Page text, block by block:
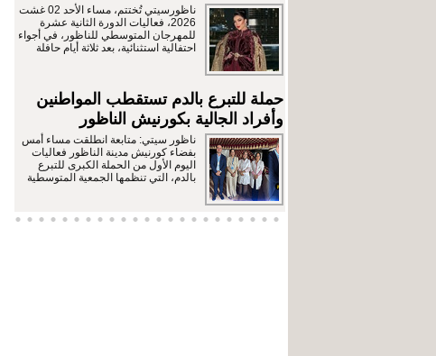
ناظورسيتي تُختتم، مساء الأحد 02 غشت
2026، فعاليات الدورة الثانية عشرة
للمهرجان المتوسطي للناظور، في أجواء
احتفالية استثنائية، بعد ثلاثة أيام حافلة
حملة للتبرع بالدم تستقطب المواطنين
وأفراد الجالية بكورنيش الناظور
ناظور سيتي: متابعة انطلقت مساء أمس
بفضاء كورنيش مدينة الناظور فعاليات
اليوم الأول من الحملة الكبرى للتبرع
بالدم، التي تنظمها الجمعية المتوسطية